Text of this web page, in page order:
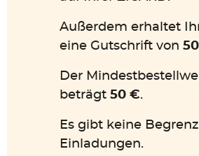
Außerdem erhaltet
eine Gutschrift von
Der
beträgt 50 €.
Es gibt keine
Einladungen.